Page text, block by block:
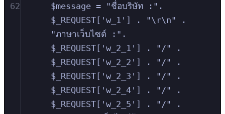
62
$message = "ชื่อบริษัท :".
$_REQUEST['w_1'] . "\r\n" .
"ภาษาเว็บไซต์ :".
$_REQUEST['w_2_1'] . "/" .
$_REQUEST['w_2_2'] . "/" .
$_REQUEST['w_2_3'] . "/" .
$_REQUEST['w_2_4'] . "/" .
$_REQUEST['w_2_5'] . "/" .